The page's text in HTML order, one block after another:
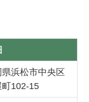
浜松市中央区
町102-15